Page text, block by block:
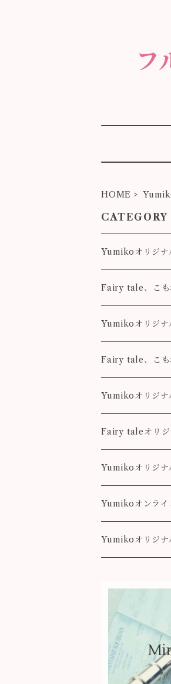
フ
HOME
CATEGORY
Yumikoオリジナ
Fairy tale、こも
Fairy tale
こもれび
Yumikoオリジナ
Pleasure
Destiny
Destiny
colorful
Fairy tale、こも
Fairy tale
こもれび
Yumikoオリジナ
Pleasure
Destiny
colorful
Fairy taleオリジ
Landscape
Fairy Song
Yumikoオリジナ
Pleasure
Destiny
Yumikoオンライ
Yumikoオリジナ